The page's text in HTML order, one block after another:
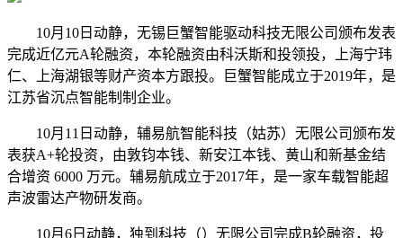
10月10日动静，无锡巨蟹智能驱动科技无限公司颁布发表
完成近亿元A轮融资，本轮融资由科沃斯和投领投，上海宁玮
仁、上海湖银等财产资本方跟投。巨蟹智能成立于2019年，是
江苏省沉点智能制制企业。
10月11日动静，辅易航智能科技（姑苏）无限公司颁布发
表获A+轮投资，由敦钧本钱、新安江本钱、黄山和新基金结
合增资 6000 万元。辅易航成立于2017年，是一家车载智能超
声波雷达产物研发商。
10月6日动静，独到科技（）无限公司完成B轮融资，投